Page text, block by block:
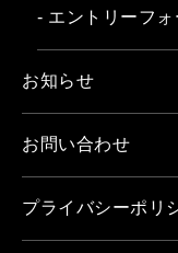
- エントリーフォ
お知らせ
お問い合わせ
プライバシーポリ